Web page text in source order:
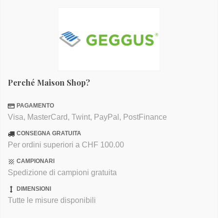
Perché Maison Shop?
PAGAMENTO
Visa, MasterCard, Twint, PayPal, PostFinance
CONSEGNA GRATUITA
Per ordini superiori a CHF 100.00
CAMPIONARI
Spedizione di campioni gratuita
DIMENSIONI
Tutte le misure disponibili